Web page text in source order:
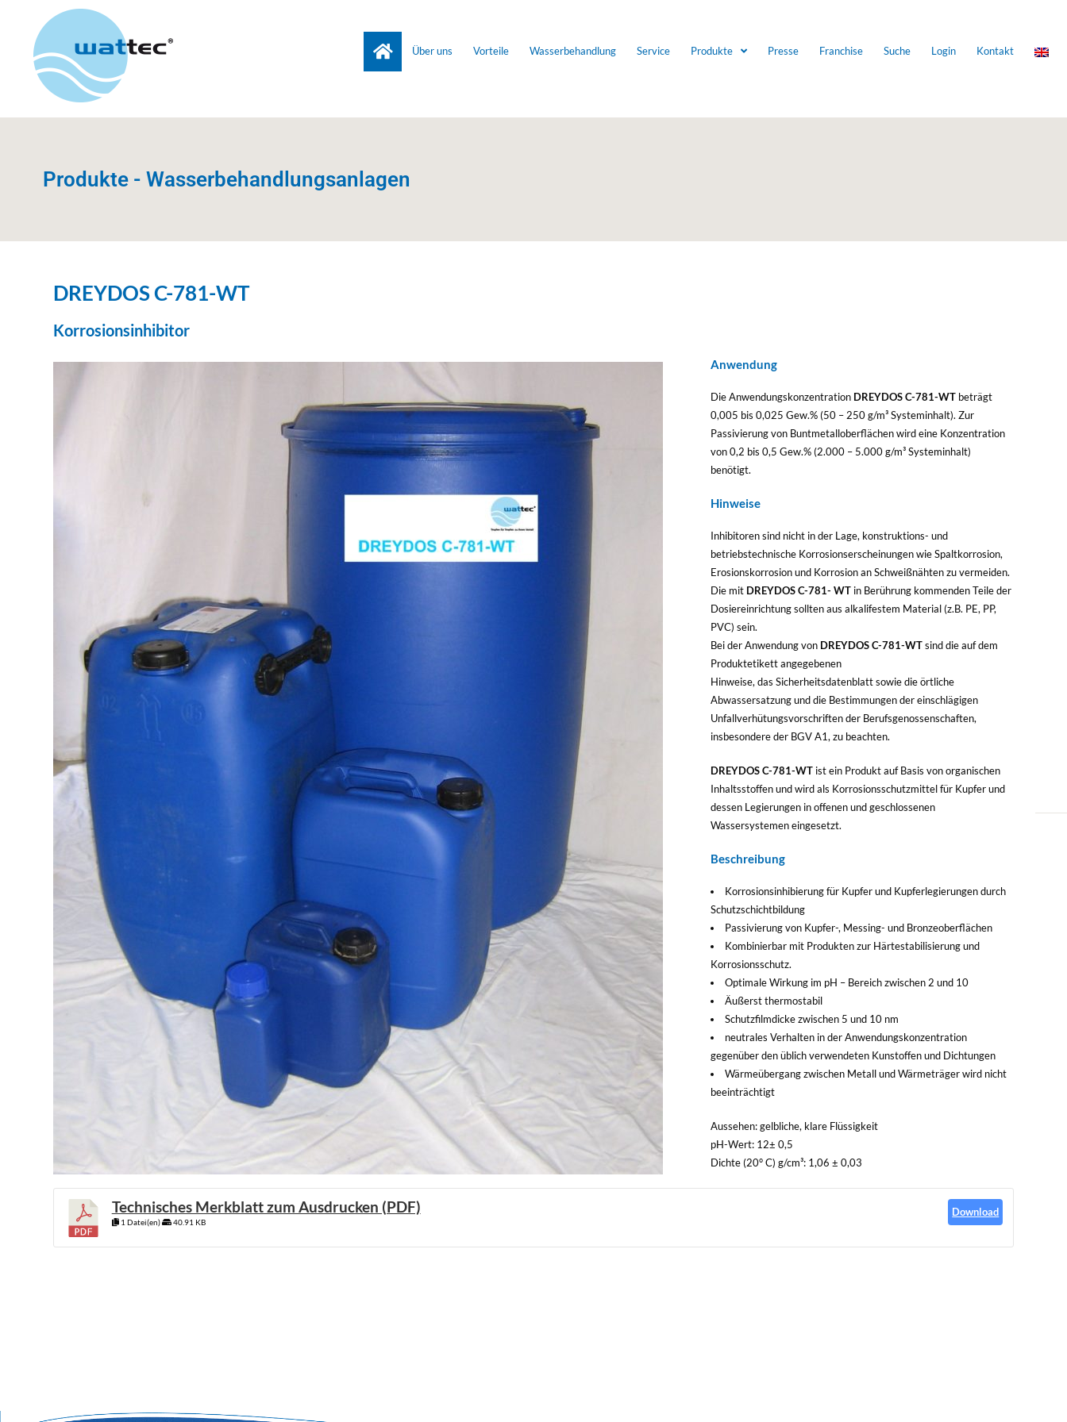
Über uns Vorteile Wasserbehandlung Service Produkte Presse Franchise Suche Login Kontakt
Produkte - Wasserbehandlungsanlagen
DREYDOS C-781-WT
Korrosionsinhibitor
Anwendung
Die Anwendungskonzentration DREYDOS C-781-WT beträgt
0,005 bis 0,025 Gew.% (50 – 250 g/m³ Systeminhalt). Zur
Passivierung von Buntmetalloberflächen wird eine Konzentration
von 0,2 bis 0,5 Gew.% (2.000 – 5.000 g/m³ Systeminhalt)
benötigt.
Hinweise
Inhibitoren sind nicht in der Lage, konstruktions- und
betriebstechnische Korrosionserscheinungen wie Spaltkorrosion,
Erosionskorrosion und Korrosion an Schweißnähten zu vermeiden.
Die mit DREYDOS C-781- WT in Berührung kommenden Teile der
Dosiereinrichtung sollten aus alkalifestem Material (z.B. PE, PP,
PVC) sein.
Bei der Anwendung von DREYDOS C-781-WTsind die auf dem
Produktetikett angegebenen
Hinweise, das Sicherheitsdatenblatt sowie die örtliche
Abwassersatzung und die Bestimmungen der einschlägigen
Unfallverhütungsvorschriften der Berufsgenossenschaften,
insbesondere der BGV A1, zu beachten.
DREYDOS C-781-WT ist ein Produkt auf Basis von organischen
Inhaltsstoffen und wird als Korrosionsschutzmittel für Kupfer und
dessen Legierungen in offenen und geschlossenen
Wassersystemen eingesetzt.
Beschreibung
Korrosionsinhibierung für Kupfer und Kupferlegierungen durch
Schutzschichtbildung
Passivierung von Kupfer-, Messing- und Bronzeoberflächen
Kombinierbar mit Produkten zur Härtestabilisierung und
Korrosionsschutz.
Optimale Wirkung im pH – Bereich zwischen 2 und 10
Äußerst thermostabil
Schutzfilmdicke zwischen 5 und 10 nm
neutrales Verhalten in der Anwendungskonzentration
gegenüber den üblich verwendeten Kunstoffen und Dichtungen
Wärmeübergang zwischen Metall und Wärmeträger wird nicht
beeinträchtigt
Aussehen: gelbliche, klare Flüssigkeit
pH-Wert: 12± 0,5
Dichte (20° C) g/cm³: 1,06 ± 0,03
Technisches Merkblatt zum Ausdrucken (PDF)
1 Datei(en) 40.91 KB
Download